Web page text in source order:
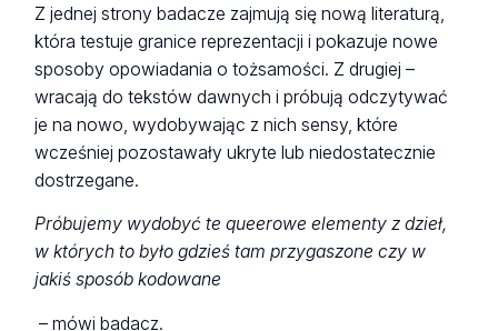
Z jednej strony badacze zajmują się nową literaturą,
która testuje granice reprezentacji i pokazuje nowe
sposoby opowiadania o tożsamości. Z drugiej –
wracają do tekstów dawnych i próbują odczytywać
je na nowo, wydobywając z nich sensy, które
wcześniej pozostawały ukryte lub niedostatecznie
dostrzegane.
Próbujemy wydobyć te queerowe elementy z dzieł,
w których to było gdzieś tam przygaszone czy w
jakiś sposób kodowane
– mówi badacz.